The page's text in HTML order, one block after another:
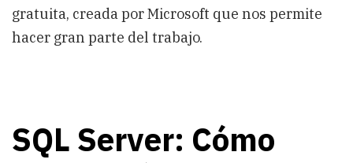
gratuita, creada por Microsoft que nos permite
hacer gran parte del trabajo.
SQL Server: Cómo